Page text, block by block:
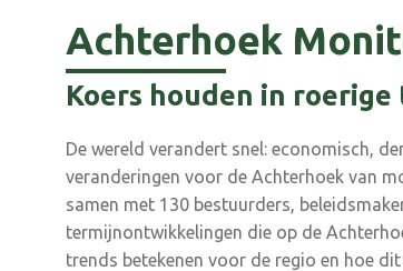
Achterhoek
Koers houden in
De wereld verandert snel: economisch,
veranderingen voor de Achterhoek van
samen met 130 bestuurders,
termijnontwikkelingen die op de
trends betekenen voor de regio en hoe